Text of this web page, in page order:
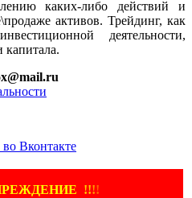
каких-либо действий и
активов. Трейдинг, как
деятельности,
капитала.
!!!!